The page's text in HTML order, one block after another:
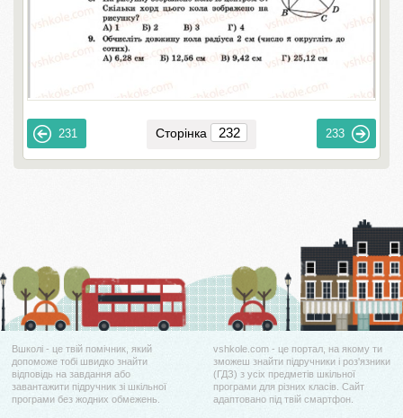
231 Сторінка 233
Вшколі - це твій помічник, який
допоможе тобі швидко знайти
відповідь на завдання або
завантажити підручник зі шкільної
програми без жодних обмежень.
vshkole.com - це портал, на якому ти
зможеш знайти підручники і роз'язники
(ГДЗ) з усіх предметів шкільної
програми для різних класів. Сайт
адаптовано під твій смартфон.